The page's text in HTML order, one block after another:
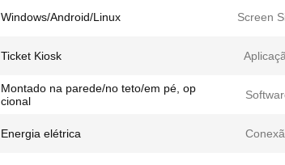
Windows/Android/Linux Screen
Ticket Kiosk
Montado na parede/no teto/em pé, op
cional
Energia elétrica